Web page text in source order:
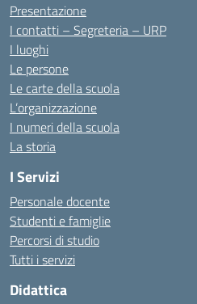
Presentazione
I contatti – Segreteria – URP
I luoghi
Le persone
Le carte della scuola
L’organizzazione
I numeri della scuola
La storia
I Servizi
Personale docente
Studenti e famiglie
Percorsi di studio
Tutti i servizi
Didattica